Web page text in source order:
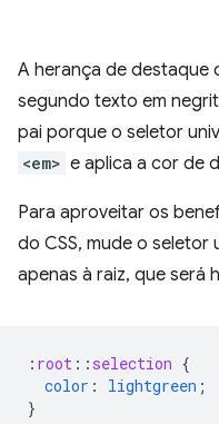
A herança de destaque
segundo texto em
pai porque o seletor
<em> e aplica a cor de
Para aproveitar os
do CSS, mude o
apenas à raiz, que será
: root :: selection {
color : lightgreen ;
}